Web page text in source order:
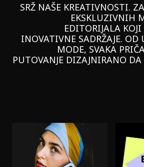
SRŽ NAŠE KREATIVNOSTI.
EKSKLUZIVNIH
EDITORIJALA
INOVATIVNE SADRŽAJE.
MODE, SVAKA
PUTOVANJE DIZAJNIRANO